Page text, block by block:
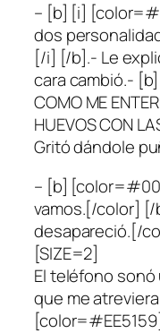
– [b] [i]
dos
[/i] [/b].- Le
cara cambió.-
COMO ME
HUEVOS CON
Gritó dándole
– [b]
vamos.[/color] [/
desapareció.[/
[SIZE=2]
El teléfono
que me